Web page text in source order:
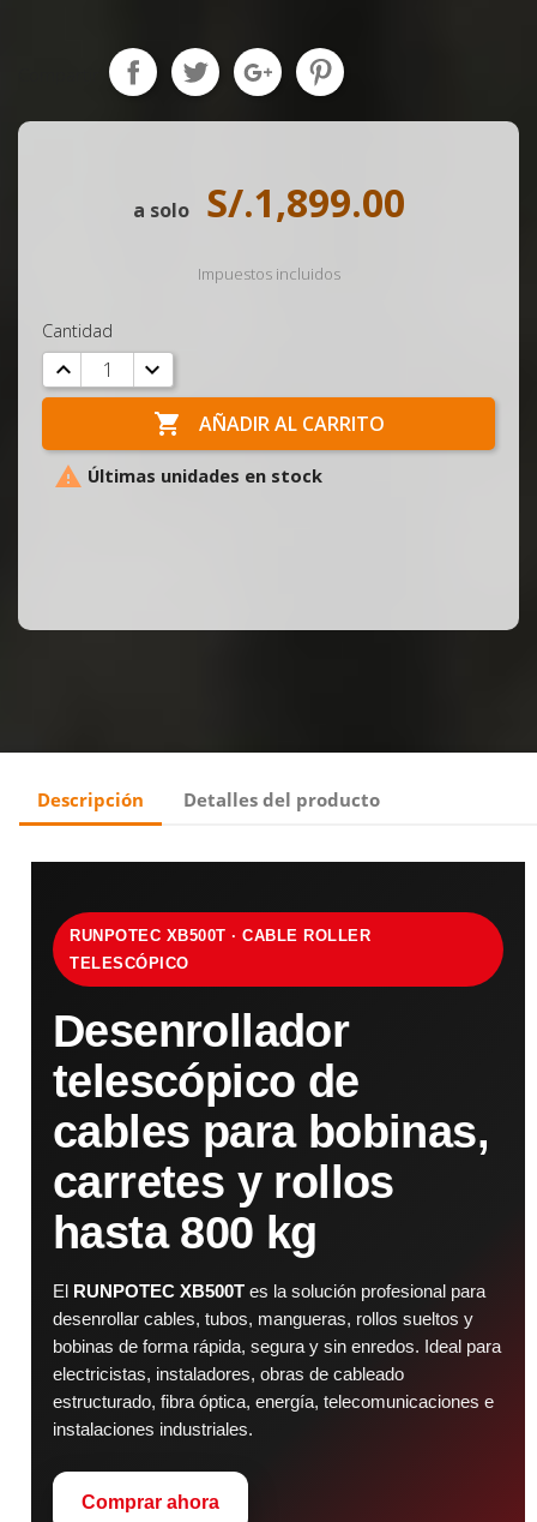
a solo S/.1,899.00
Impuestos incluidos
Cantidad
 AÑADIR AL CARRITO
 Últimas unidades en stock
Descripción Detalles del producto
RUNPOTEC XB500T · CABLE ROLLER
TELESCÓPICO
Desenrollador
telescópico de
cables para bobinas,
carretes y rollos
hasta 800 kg
El RUNPOTEC XB500T es la solución profesional para
desenrollar cables, tubos, mangueras, rollos sueltos y
bobinas de forma rápida, segura y sin enredos. Ideal para
electricistas, instaladores, obras de cableado
estructurado, fibra óptica, energía, telecomunicaciones e
instalaciones industriales.
Comprar ahora